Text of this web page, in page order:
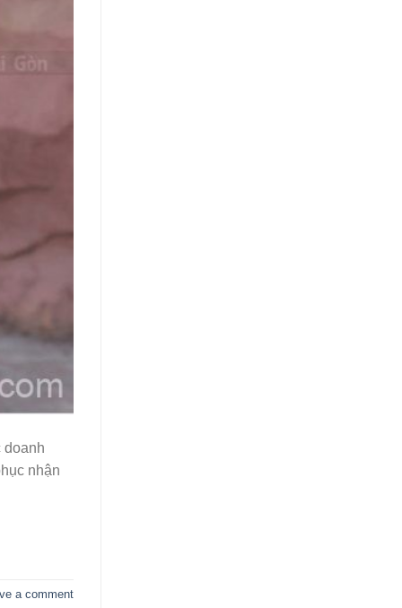
doanh
nhận
a comment